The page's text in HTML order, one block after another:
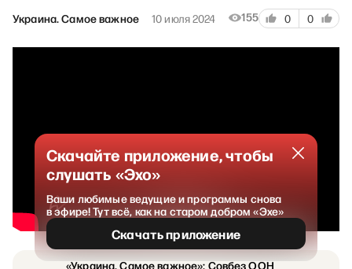
Украина. Самое важное 10 июля 2024 155 0 0
«Украина. Самое важное»: Совбез ООН
Скачайте приложение, чтобы
слушать «Эхо»
Ваши любимые ведущие и программы снова
в эфире! Тут всё, как на старом добром «Эхе»
Скачать приложение